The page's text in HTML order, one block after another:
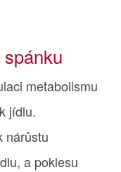
metabolismu
jídlu.
nárůstu
a poklesu